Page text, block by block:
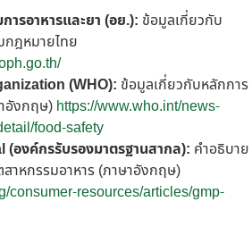
รอาหารและยา (อย.): ข้อมูลเกี่ยวกับ
กฎหมายไทย
(WHO): ข้อมูลเกี่ยวกับหลักการ
อังกฤษ) https://www.who.int/news-
food-safety
องค์กรรับรองมาตรฐานสากล): คำอธิบาย
าหกรรมอาหาร (ภาษาอังกฤษ)
consumer-resources/articles/gmp-